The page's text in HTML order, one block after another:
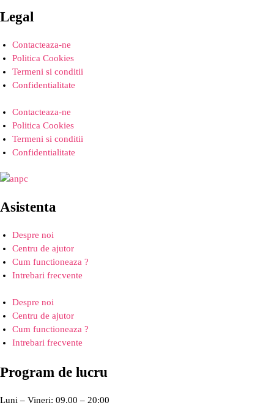
Legal
Contacteaza-ne
Politica Cookies
Termeni si conditii
Confidentialitate
Contacteaza-ne
Politica Cookies
Termeni si conditii
Confidentialitate
Asistenta
Despre noi
Centru de ajutor
Cum functioneaza ?
Intrebari frecvente
Despre noi
Centru de ajutor
Cum functioneaza ?
Intrebari frecvente
Program de lucru
Luni – Vineri: 09.00 – 20:00